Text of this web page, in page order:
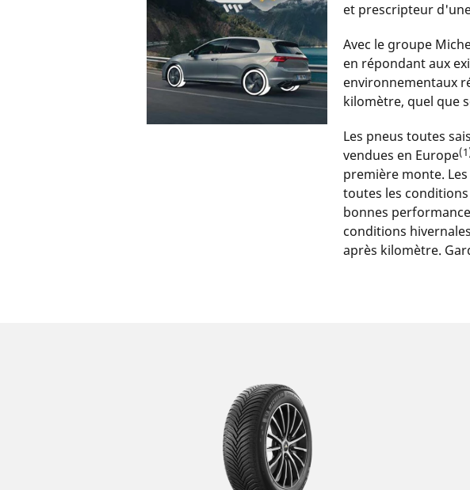
et prescripteur
Avec le groupe
en répondant aux
environnementaux
kilomètre, quel que
Les pneus toutes
vendues en Europe
première monte.
toutes les
bonnes
conditions
après kilomètre.